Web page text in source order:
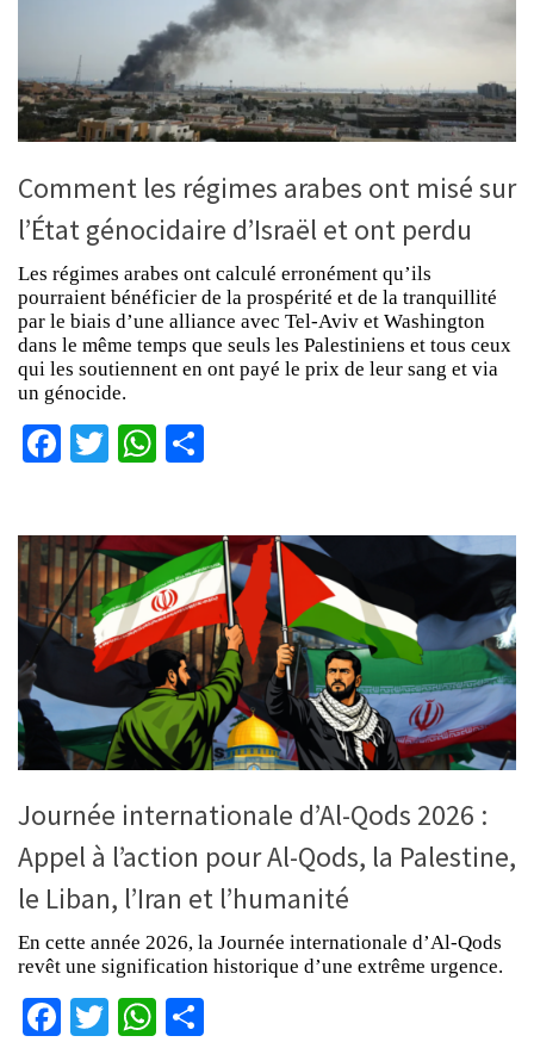
Comment les régimes arabes ont misé sur
l’État génocidaire d’Israël et ont perdu
Les régimes arabes ont calculé erronément qu’ils
pourraient bénéficier de la prospérité et de la tranquillité
par le biais d’une alliance avec Tel-Aviv et Washington
dans le même temps que seuls les Palestiniens et tous ceux
qui les soutiennent en ont payé le prix de leur sang et via
un génocide.
Facebook
TwitterWhatsApp
Journée internationale d’Al-Qods 2026 :
Appel à l’action pour Al-Qods, la Palestine,
le Liban, l’Iran et l’humanité
En cette année 2026, la Journée internationale d’Al-Qods
revêt une signification historique d’une extrême urgence.
Facebook
TwitterWhatsApp